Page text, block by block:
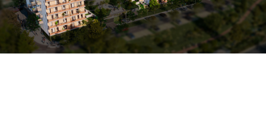
LOKALITA
CENÍK
Byty